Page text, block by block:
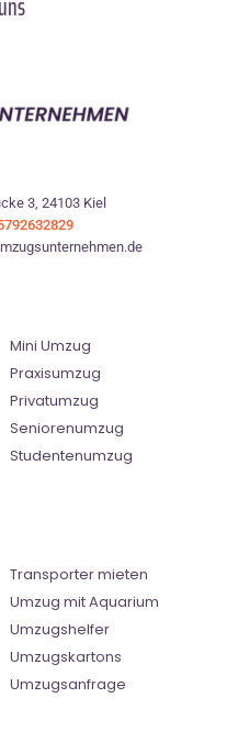
3, 24103 Kiel
Mini Umzug
Praxisumzug
Privatumzug
Seniorenumzug
Studentenumzug
Transporter mieten
Umzug mit Aquarium
Umzugshelfer
Umzugskartons
Umzugsanfrage